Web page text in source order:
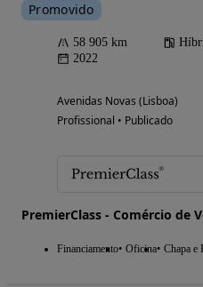
Promovido
58 905 km
2022
Avenidas Novas (Lisboa)
Profissional • Publicado
PremierClass - Comércio de
Financiamento Oficina Chapa e